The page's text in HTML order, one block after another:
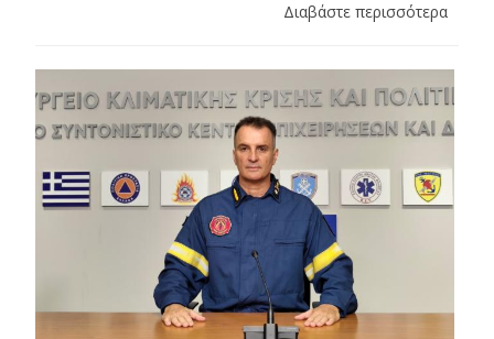
Διαβάστε περισσότερα